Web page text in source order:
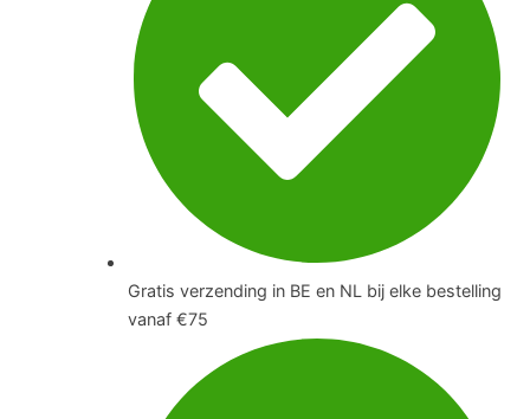
Gratis verzending in BE en NL bij elke bestelling
vanaf €75